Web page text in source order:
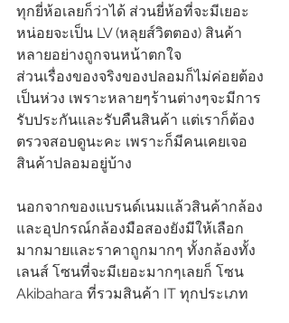
ทุกยี่ห้อเลยก็ว่าได้ ส่วนยี่ห้อที่จะมีเยอะ
หน่อยจะเป็น LV (หลุยส์วิตตอง) สินค้า
หลายอย่างถูกจนหน้าตกใจ
ส่วนเรื่องของจริงของปลอมก็ไม่ค่อยต้อง
เป็นห่วง เพราะหลายๆร้านต่างๆจะมีการ
รับประกันและรับคืนสินค้า แต่เราก็ต้อง
ตรวจสอบดูนะคะ เพราะก็มีคนเคยเจอ
สินค้าปลอมอยู่บ้าง
นอกจากของแบรนด์เนมแล้วสินค้ากล้อง
และอุปกรณ์กล้องมือสองยังมีให้เลือก
มากมายและราคาถูกมากๆ ทั้งกล้องทั้ง
เลนส์ โซนที่จะมีเยอะมากๆเลยก็ โซน
Akibahara ที่รวมสินค้า IT ทุกประเภท